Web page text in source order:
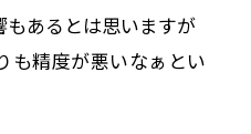
もあるとは思いますが
も精度が悪いなぁとい